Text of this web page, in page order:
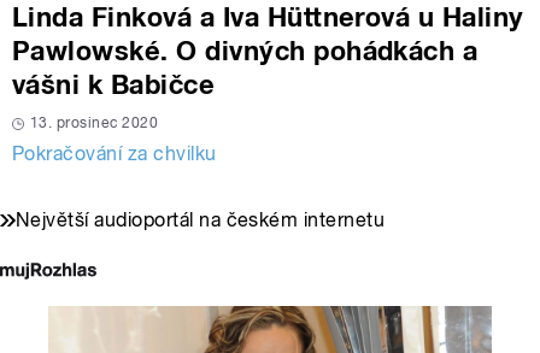
Linda Finková a Iva Hüttnerová u Haliny
Pawlowské. O divných pohádkách a
vášni k Babičce
13. prosinec 2020
Pokračování za chvilku
Největší audioportál na českém internetu